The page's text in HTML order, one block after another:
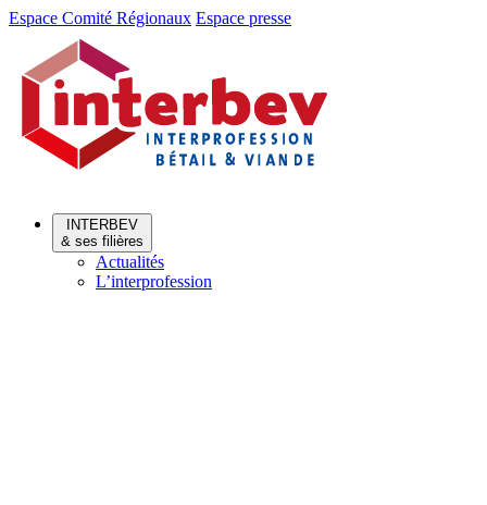
Aller
Aller
contenu
Espace Comité Régionaux Espace presse
INTERBEV
& ses filières
Actualités
L’interprofession